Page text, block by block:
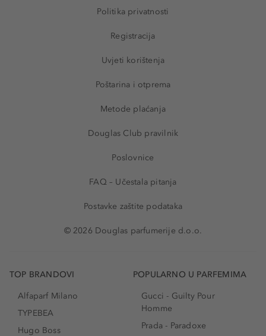
Politika privatnosti
Registracija
Uvjeti korištenja
Poštarina i otprema
Metode plaćanja
Douglas Club pravilnik
Poslovnice
FAQ – Učestala pitanja
Postavke zaštite podataka
© 2026 Douglas parfumerije d.o.o.
TOP BRANDOVI
Alfaparf Milano
TYPEBEA
Hugo Boss
POPULARNO U PARFEMIMA
Gucci - Guilty Pour
Homme
Prada - Paradoxe